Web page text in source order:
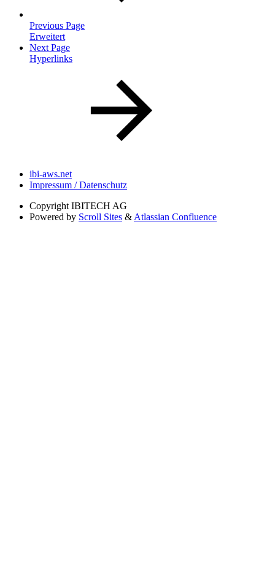
Previous Page
Erweitert
Next Page
Hyperlinks
ibi-aws.net
Impressum / Datenschutz
Copyright IBITECH AG
Powered by Scroll Sites &Atlassian Confluence